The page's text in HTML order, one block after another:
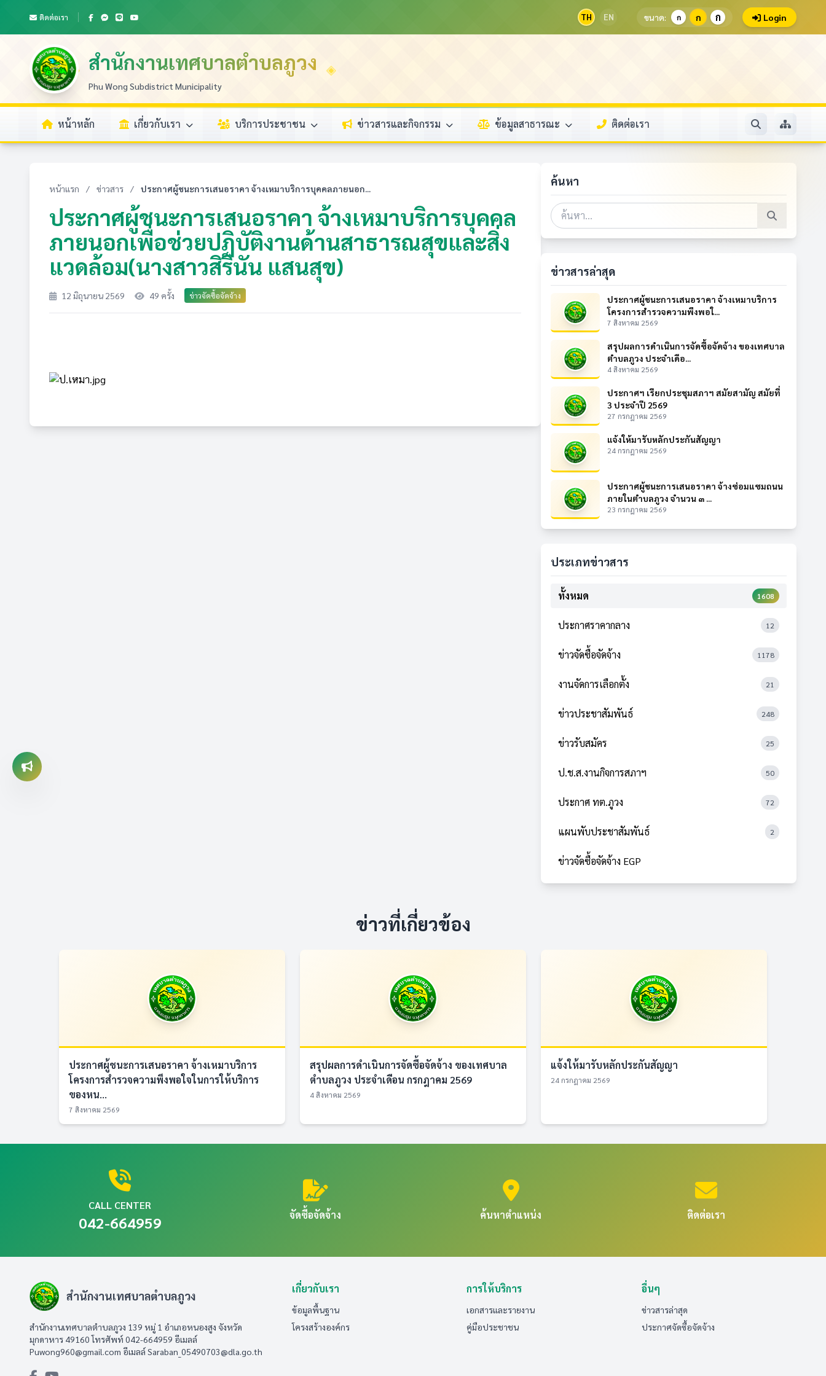
ติดต่อเรา TH EN ขนาด: ก ก ก Login
สำนักงานเทศบาลตำบลภูวง
Phu Wong Subdistrict Municipality
หน้าหลัก เกี่ยวกับเรา บริการประชาชน ข่าวสารและกิจกรรม ข้อมูลสาธารณะ ติดต่อเรา
หน้าแรก / ข่าวสาร / ประกาศผู้ชนะการเสนอราคา จ้างเหมาบริการบุคคลภายนอก...
ประกาศผู้ชนะการเสนอราคา จ้างเหมาบริการบุคคล
ภายนอกเพื่อช่วยปฏิบัติงานด้านสาธารณสุขและสิ่ง
แวดล้อม(นางสาวสิรินัน แสนสุข)
12 มิถุนายน 2569 49 ครั้ง ข่าวจัดซื้อจัดจ้าง
ค้นหา
ข่าวสารล่าสุด
ประกาศผู้ชนะการเสนอราคา จ้างเหมาบริการ
โครงการสำรวจความพึงพอใ...
7 สิงหาคม 2569
สรุปผลการดำเนินการจัดซื้อจัดจ้าง ของเทศบาล
ตำบลภูวง ประจำเดือ...
4 สิงหาคม 2569
ประกาศฯ เรียกประชุมสภาฯ สมัยสามัญ สมัยที่
3 ประจำปี 2569
27 กรกฎาคม 2569
แจ้งให้มารับหลักประกันสัญญา
24 กรกฎาคม 2569
ประกาศผู้ชนะการเสนอราคา จ้างซ่อมแซมถนน
ภายในตำบลภูวง จำนวน ๓ ...
23 กรกฎาคม 2569
ประเภทข่าวสาร
ทั้งหมด 1608
ประกาศราคากลาง 12
ข่าวจัดซื้อจัดจ้าง 1178
งานจัดการเลือกตั้ง 21
ข่าวประชาสัมพันธ์ 248
ข่าวรับสมัคร 25
ป.ช.ส.งานกิจการสภาฯ 50
ประกาศ ทต.ภูวง 72
แผนพับประชาสัมพันธ์ 2
ข่าวจัดซื้อจัดจ้าง EGP
ข่าวที่เกี่ยวข้อง
ประกาศผู้ชนะการเสนอราคา จ้างเหมาบริการ
โครงการสำรวจความพึงพอใจในการให้บริการ
ของหน...
7 สิงหาคม 2569
สรุปผลการดำเนินการจัดซื้อจัดจ้าง ของเทศบาล
ตำบลภูวง ประจำเดือน กรกฎาคม 2569
4 สิงหาคม 2569
แจ้งให้มารับหลักประกันสัญญา
24 กรกฎาคม 2569
CALL CENTER
042-664959 จัดซื้อจัดจ้าง ค้นหาตำแหน่ง ติดต่อเรา
สำนักงานเทศบาลตำบลภูวง
สำนักงานเทศบาลตำบลภูวง 139 หมู่ 1 อำเภอหนองสูง จังหวัด
มุกดาหาร 49160 โทรศัพท์ 042-664959 อีเมลล์
Puwong960@gmail.com อีเมลล์Saraban_05490703@dla.go.th
เกี่ยวกับเรา
ข้อมูลพื้นฐาน
โครงสร้างองค์กร
การให้บริการ
เอกสารและรายงาน
คู่มือประชาชน
อื่นๆ
ข่าวสารล่าสุด
ประกาศจัดซื้อจัดจ้าง